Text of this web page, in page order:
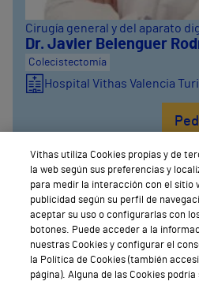
Cirugía general y del aparato
Dr. Javier Belenguer
Colecistectomía
Hospital Vithas Valencia
Vithas utiliza Cookies propias y de
la web según sus preferencias y
para medir la interacción con el sitio
publicidad según su perfil de
aceptar su uso o configurarlas con
botones. Puede acceder a la
nuestras Cookies y configurar el
la Política de Cookies (también
página). Alguna de las Cookies podría